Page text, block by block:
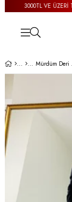
3000TL VE ÜZERİ